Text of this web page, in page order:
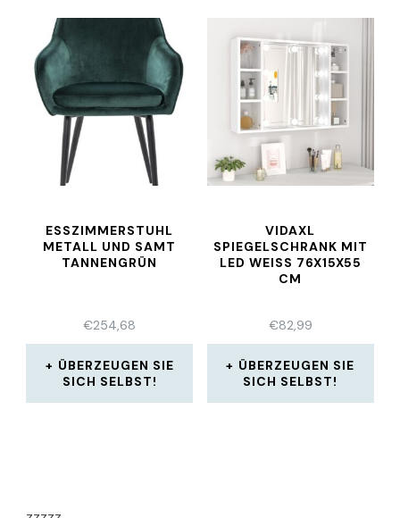
ESSZIMMERSTUHL
METALL UND SAMT
TANNENGRÜN
€254,68
ÜBERZEUGEN SIE
SICH SELBST!
VIDAXL
SPIEGELSCHRANK MIT
LED WEISS 76X15X55 C
M
€82,99
ÜBERZEUGEN SIE
SICH SELBST!